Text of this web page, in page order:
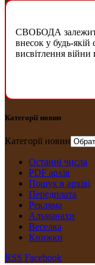
СВОБОДА
внесок у будь-
висвітлення війни
Категорії новин
Категорії новин
Останні числа
PDF архів
Пошук в архіві
Передплата
Рекляма
Альманахи
Веселка
Книжки
RSS Facebook